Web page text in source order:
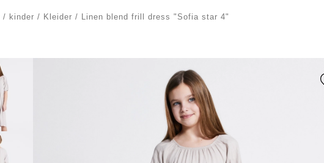
/ kinder / Kleider / Linen blend frill dress "Sofia star 4"